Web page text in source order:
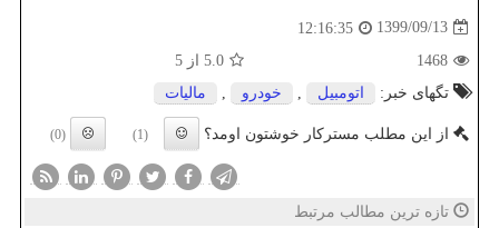
1399/09/13
12:16:35
1468
5.0 از 5
تگهای خبر:
اتومبیل , خودرو , مالیات
از این مطلب مسترکار خوشتون اومد؟ (1)
(0)
تازه ترین مطالب مرتبط